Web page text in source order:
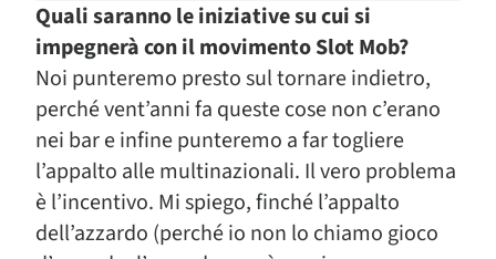
Quali saranno le iniziative su cui si
impegnerà con il movimento Slot Mob?
Noi punteremo presto sul tornare indietro,
perché vent’anni fa queste cose non c’erano
nei bar e infine punteremo a far togliere
l’appalto alle multinazionali. Il vero problema
è l’incentivo. Mi spiego, finché l’appalto
dell’azzardo (perché io non lo chiamo gioco